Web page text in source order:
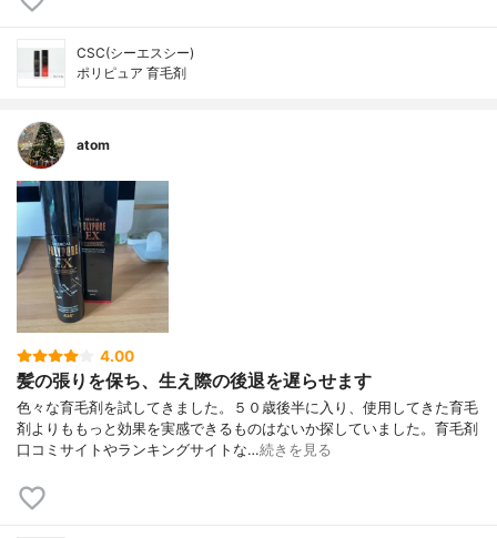
CSC(シーエスシー)
ポリピュア 育毛剤
atom
4.00
髪の張りを保ち、生え際の後退を遅らせます
色々な育毛剤を試してきました。５０歳後半に入り、使用してきた育毛
剤よりももっと効果を実感できるものはないか探していました。育毛剤
口コミサイトやランキングサイトな…続きを見る